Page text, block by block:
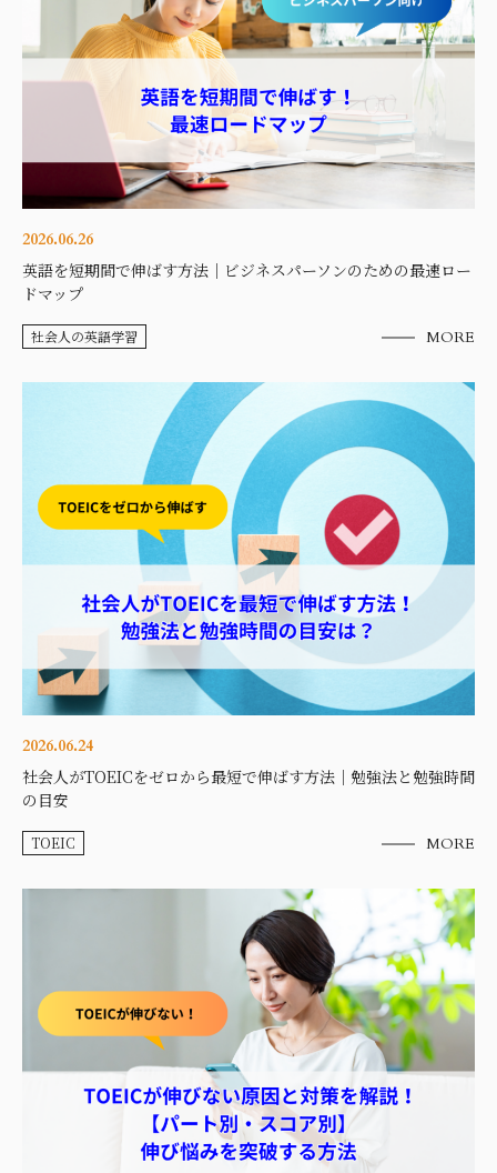
2026.06.26
英語を短期間で伸ばす方法｜ビジネスパーソンのための最速ロー
ドマップ
社会人の英語学習 MORE
2026.06.24
社会人がTOEICをゼロから最短で伸ばす方法｜勉強法と勉強時間
の目安
TOEIC MORE